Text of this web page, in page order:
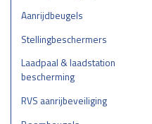
Aanrijdbeugels
Stellingbeschermers
Laadpaal & laadstation
bescherming
RVS aanrijbeveiliging